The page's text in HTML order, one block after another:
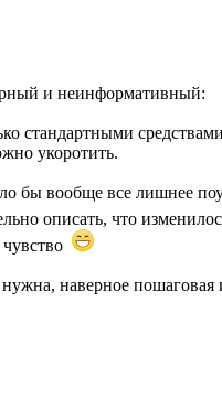
и неинформативный:
стандартными
укоротить.
вообще все лишнее
описать, что
наверное